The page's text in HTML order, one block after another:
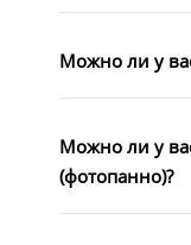
Можно ли у
Можно ли у
(фотопанно)?